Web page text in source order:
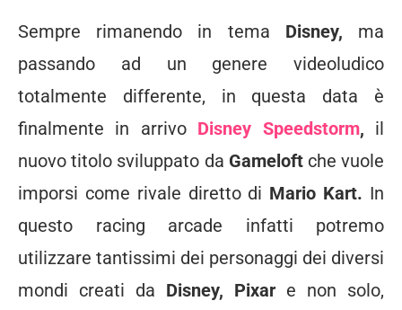
Sempre rimanendo in tema Disney, ma
passando ad un genere videoludico
totalmente differente, in questa data è
finalmente in arrivo Disney Speedstorm, il
nuovo titolo sviluppato da Gameloft che vuole
imporsi come rivale diretto di Mario Kart. In
questo racing arcade infatti potremo
utilizzare tantissimi dei personaggi dei diversi
mondi creati da Disney, Pixar e non solo,